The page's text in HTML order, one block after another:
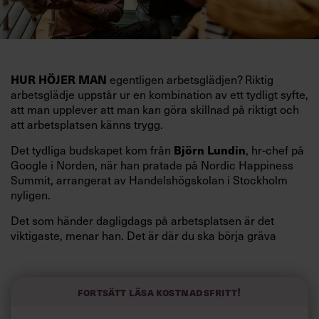
HUR HÖJER MAN egentligen arbetsglädjen? Riktig
arbetsglädje uppstår ur en kombination av ett tydligt syfte,
att man upplever att man kan göra skillnad på riktigt och
att arbetsplatsen känns trygg.
Det tydliga budskapet kom från Björn Lundin, hr-chef på
Google i Norden, när han pratade på Nordic Happiness
Summit, arrangerat av Handelshögskolan i Stockholm
nyligen.
Det som händer dagligdags på arbetsplatsen är det
viktigaste, menar han. Det är där du ska börja gräva
och höjt arbetsglädjen på Google:
Fortsätt läsa kostnadsfritt!